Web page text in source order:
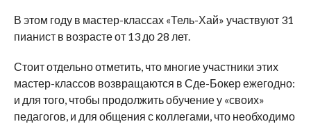
В этом году в мастер-классах «Тель-Хай» участвуют 31
пианист в возрасте от 13 до 28 лет.
Стоит отдельно отметить, что многие участники этих
мастер-классов возвращаются в Сде-Бокер ежегодно:
и для того, чтобы продолжить обучение у «своих»
педагогов, и для общения с коллегами, что необходимо